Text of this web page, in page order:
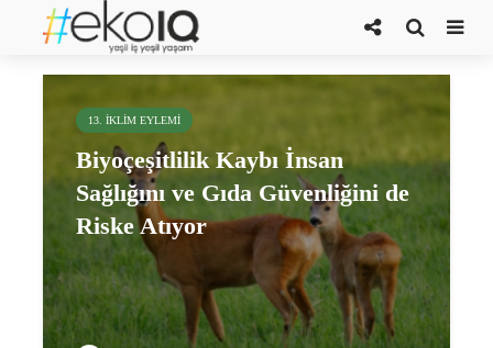
Dünya Biyoçeşitlilik Günü
13. İKLIM EYLEMI
Biyoçeşitlilik Kaybı İnsan
Sağlığını ve Gıda Güvenliğini de
Riske Atıyor